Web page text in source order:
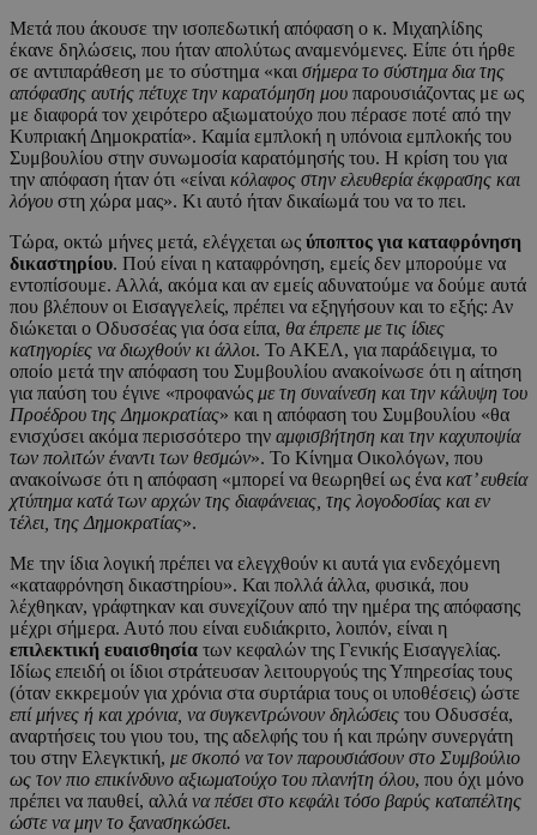
Μετά που άκουσε την ισοπεδωτική απόφαση ο κ. Μιχαηλίδης
έκανε δηλώσεις, που ήταν απολύτως αναμενόμενες. Είπε ότι ήρθε
σε αντιπαράθεση με το σύστημα «και σήμερα το σύστημα δια της
απόφασης αυτής πέτυχε την καρατόμηση μου παρουσιάζοντας με ως
με διαφορά τον χειρότερο αξιωματούχο που πέρασε ποτέ από την
Κυπριακή Δημοκρατία». Καμία εμπλοκή η υπόνοια εμπλοκής του
Συμβουλίου στην συνωμοσία καρατόμησής του. Η κρίση του για
την απόφαση ήταν ότι «είναι κόλαφος στην ελευθερία έκφρασης και
λόγου στη χώρα μας». Κι αυτό ήταν δικαίωμά του να το πει.
Τώρα, οκτώ μήνες μετά, ελέγχεται ως ύποπτος για καταφρόνηση
δικαστηρίου. Πού είναι η καταφρόνηση, εμείς δεν μπορούμε να
εντοπίσουμε. Αλλά, ακόμα και αν εμείς αδυνατούμε να δούμε αυτά
που βλέπουν οι Εισαγγελείς, πρέπει να εξηγήσουν και το εξής: Αν
διώκεται ο Οδυσσέας για όσα είπα, θα έπρεπε με τις ίδιες
κατηγορίες να διωχθούν κι άλλοι. Το ΑΚΕΛ, για παράδειγμα, το
οποίο μετά την απόφαση του Συμβουλίου ανακοίνωσε ότι η αίτηση
για παύση του έγινε «προφανώς με τη συναίνεση και την κάλυψη του
Προέδρου της Δημοκρατίας» και η απόφαση του Συμβουλίου «θα
ενισχύσει ακόμα περισσότερο την αμφισβήτηση και την καχυποψία
των πολιτών έναντι των θεσμών». Το Κίνημα Οικολόγων, που
ανακοίνωσε ότι η απόφαση «μπορεί να θεωρηθεί ως ένα κατ’ ευθεία
χτύπημα κατά των αρχών της διαφάνειας, της λογοδοσίας και εν
τέλει, της Δημοκρατίας».
Με την ίδια λογική πρέπει να ελεγχθούν κι αυτά για ενδεχόμενη
«καταφρόνηση δικαστηρίου». Και πολλά άλλα, φυσικά, που
λέχθηκαν, γράφτηκαν και συνεχίζουν από την ημέρα της απόφασης
μέχρι σήμερα. Αυτό που είναι ευδιάκριτο, λοιπόν, είναι η
επιλεκτική ευαισθησία των κεφαλών της Γενικής Εισαγγελίας.
Ιδίως επειδή οι ίδιοι στράτευσαν λειτουργούς της Υπηρεσίας τους
(όταν εκκρεμούν για χρόνια στα συρτάρια τους οι υποθέσεις) ώστε
επί μήνες ή και χρόνια, να συγκεντρώνουν δηλώσεις του Οδυσσέα,
αναρτήσεις του γιου του, της αδελφής του ή και πρώην συνεργάτη
του στην Ελεγκτική, με σκοπό να τον παρουσιάσουν στο Συμβούλιο
ως τον πιο επικίνδυνο αξιωματούχο του πλανήτη όλου, που όχι μόνο
πρέπει να παυθεί, αλλά να πέσει στο κεφάλι τόσο βαρύς καταπέλτης
ώστε να μην το ξανασηκώσει.